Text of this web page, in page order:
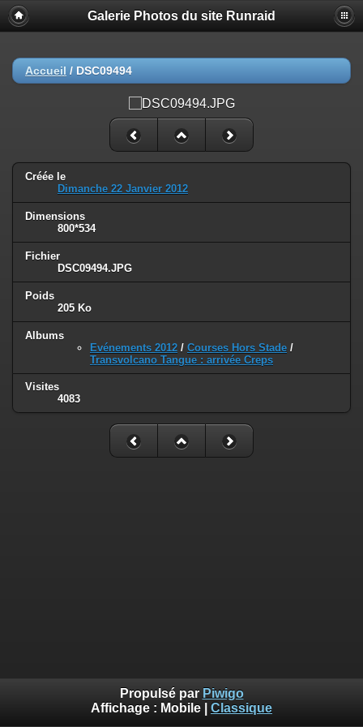
Galerie Photos du site Runraid
Accueil / DSC09494
Créée le
Dimanche 22 Janvier 2012
Dimensions
800*534
Fichier
DSC09494.JPG
Poids
205 Ko
Albums
Evénements 2012 / Courses Hors Stade /
Transvolcano Tangue : arrivée Creps
Visites
4083
Propulsé par Piwigo
Affichage : Mobile Classique